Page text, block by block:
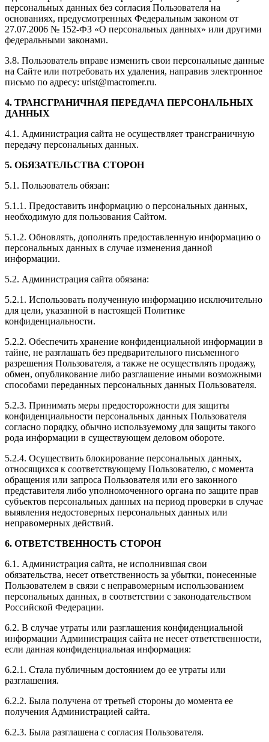
персональных данных без согласия Пользователя на
основаниях, предусмотренных Федеральным законом от
27.07.2006 № 152-ФЗ «О персональных данных» или другими
федеральными законами.
3.8. Пользователь вправе изменить свои персональные данные
на Сайте или потребовать их удаления, направив электронное
письмо по адресу: urist@macromer.ru.
4. ТРАНСГРАНИЧНАЯ ПЕРЕДАЧА ПЕРСОНАЛЬНЫХ
ДАННЫХ
4.1. Администрация сайта не осуществляет трансграничную
передачу персональных данных.
5. ОБЯЗАТЕЛЬСТВА СТОРОН
5.1. Пользователь обязан:
5.1.1. Предоставить информацию о персональных данных,
необходимую для пользования Сайтом.
5.1.2. Обновлять, дополнять предоставленную информацию о
персональных данных в случае изменения данной
информации.
5.2. Администрация сайта обязана:
5.2.1. Использовать полученную информацию исключительно
для цели, указанной в настоящей Политике
конфиденциальности.
5.2.2. Обеспечить хранение конфиденциальной информации в
тайне, не разглашать без предварительного письменного
разрешения Пользователя, а также не осуществлять продажу,
обмен, опубликование либо разглашение иными возможными
способами переданных персональных данных Пользователя.
5.2.3. Принимать меры предосторожности для защиты
конфиденциальности персональных данных Пользователя
согласно порядку, обычно используемому для защиты такого
рода информации в существующем деловом обороте.
5.2.4. Осуществить блокирование персональных данных,
относящихся к соответствующему Пользователю, с момента
обращения или запроса Пользователя или его законного
представителя либо уполномоченного органа по защите прав
субъектов персональных данных на период проверки в случае
выявления недостоверных персональных данных или
неправомерных действий.
6. ОТВЕТСТВЕННОСТЬ СТОРОН
6.1. Администрация сайта, не исполнившая свои
обязательства, несет ответственность за убытки, понесенные
Пользователем в связи с неправомерным использованием
персональных данных, в соответствии с законодательством
Российской Федерации.
6.2. В случае утраты или разглашения конфиденциальной
информации Администрация сайта не несет ответственности,
если данная конфиденциальная информация:
6.2.1. Стала публичным достоянием до ее утраты или
разглашения.
6.2.2. Была получена от третьей стороны до момента ее
получения Администрацией сайта.
6.2.3. Была разглашена с согласия Пользователя.